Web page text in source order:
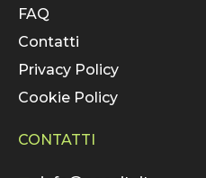
FAQ
Contatti
Privacy Policy
Cookie Policy
CONTATTI